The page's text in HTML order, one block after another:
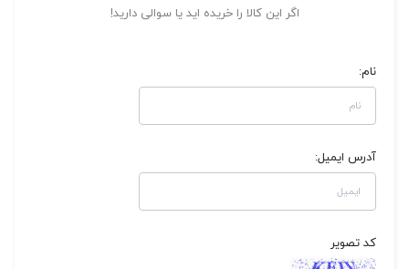
اگر این کالا را خریده اید یا سوالی دارید!
نام:
آدرس ایمیل:
کد تصویر